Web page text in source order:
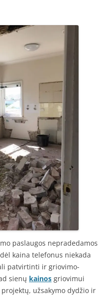
paslaugos nepradedamos
kaina telefonus niekada
patvirtinti ir griovimo-
sienų kainos griovimui
užsakymo dydžio ir